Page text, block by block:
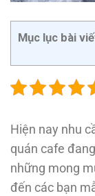
Mục lục bài
Hiện nay nhu
quán cafe
những mong
đến các bạn